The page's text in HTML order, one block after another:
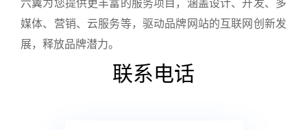
六翼为您提供更丰富的服务项目，涵盖设计、开发、多
媒体、营销、云服务等，驱动品牌网站的互联网创新发
展，释放品牌潜力。
联系电话